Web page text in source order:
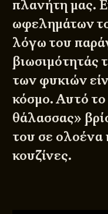
πλανήτη μας.
ωφελημάτων
λόγω του
βιωσιμότητάς
των φυκιών
κόσμο. Αυτό
θάλασσας»
του σε ολοένα
κουζίνες.